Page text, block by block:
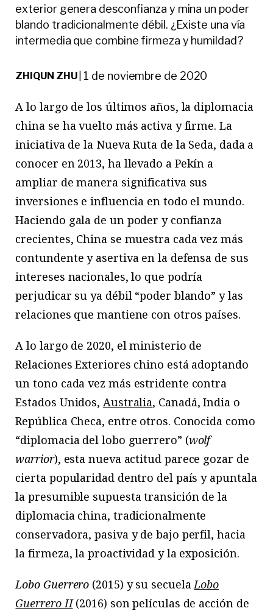
exterior genera desconfianza y mina un poder
blando tradicionalmente débil. ¿Existe una vía
intermedia que combine firmeza y humildad?
ZHIQUN ZHU| 1 de noviembre de 2020
A lo largo de los últimos años, la diplomacia
china se ha vuelto más activa y firme. La
iniciativa de la Nueva Ruta de la Seda, dada a
conocer en 2013, ha llevado a Pekín a
ampliar de manera significativa sus
inversiones e influencia en todo el mundo.
Haciendo gala de un poder y confianza
crecientes, China se muestra cada vez más
contundente y asertiva en la defensa de sus
intereses nacionales, lo que podría
perjudicar su ya débil “poder blando” y las
relaciones que mantiene con otros países.
A lo largo de 2020, el ministerio de
Relaciones Exteriores chino está adoptando
un tono cada vez más estridente contra
Estados Unidos, Australia, Canadá, India o
República Checa, entre otros. Conocida como
“diplomacia del lobo guerrero” (wolf
warrior), esta nueva actitud parece gozar de
cierta popularidad dentro del país y apuntala
la presumible supuesta transición de la
diplomacia china, tradicionalmente
conservadora, pasiva y de bajo perfil, hacia
la firmeza, la proactividad y la exposición.
Lobo Guerrero (2015) y su secuela Lobo
Guerrero II(2016) son películas de acción de